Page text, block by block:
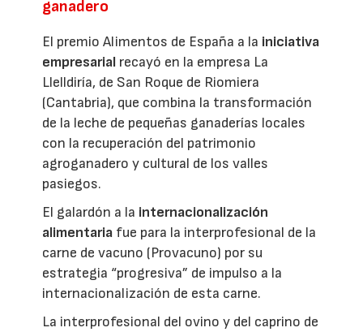
ganadero
El premio Alimentos de España a la iniciativa
empresarial recayó en la empresa La
Llelldiría, de San Roque de Riomiera
(Cantabria), que combina la transformación
de la leche de pequeñas ganaderías locales
con la recuperación del patrimonio
agroganadero y cultural de los valles
pasiegos.
El galardón a la internacionalización
alimentaria fue para la interprofesional de la
carne de vacuno (Provacuno) por su
estrategia “progresiva” de impulso a la
internacionalización de esta carne.
La interprofesional del ovino y del caprino de